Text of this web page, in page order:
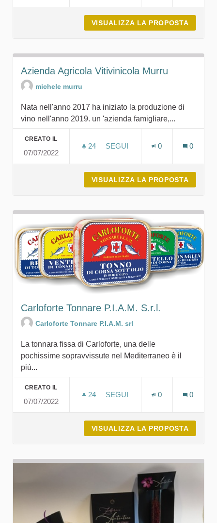
VISUALIZZA LA PROPOSTA
Azienda Agricola Vitivinicola Murru
michele murru
Nata nell'anno 2017 ha iniziato la produzione di
vino nell'anno 2019. un 'azienda famigliare,...
CREATO IL
07/07/2022
24 24 SOSTENITORI
SEGUI
0 0
VISUALIZZA LA PROPOSTA
Carloforte Tonnare P.I.A.M. S.r.l.
Carloforte Tonnare P.I.A.M. srl
La tonnara fissa di Carloforte, una delle
pochissime sopravvissute nel Mediterraneo è il
più...
CREATO IL
07/07/2022
24 24 SOSTENITORI
SEGUI
0 0
VISUALIZZA LA PROPOSTA